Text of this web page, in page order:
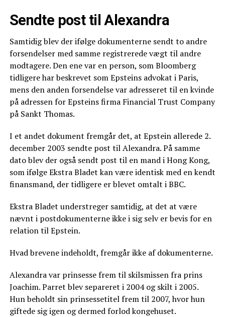
Sendte post til Alexandra
Samtidig blev der ifølge dokumenterne sendt to andre
forsendelser med samme registrerede vægt til andre
modtagere. Den ene var en person, som Bloomberg
tidligere har beskrevet som Epsteins advokat i Paris,
mens den anden forsendelse var adresseret til en kvinde
på adressen for Epsteins firma Financial Trust Company
på Sankt Thomas.
I et andet dokument fremgår det, at Epstein allerede 2.
december 2003 sendte post til Alexandra. På samme
dato blev der også sendt post til en mand i Hong Kong,
som ifølge Ekstra Bladet kan være identisk med en kendt
finansmand, der tidligere er blevet omtalt i BBC.
Ekstra Bladet understreger samtidig, at det at være
nævnt i postdokumenterne ikke i sig selv er bevis for en
relation til Epstein.
Hvad brevene indeholdt, fremgår ikke af dokumenterne.
Alexandra var prinsesse frem til skilsmissen fra prins
Joachim. Parret blev separeret i 2004 og skilt i 2005.
Hun beholdt sin prinsessetitel frem til 2007, hvor hun
giftede sig igen og dermed forlod kongehuset.